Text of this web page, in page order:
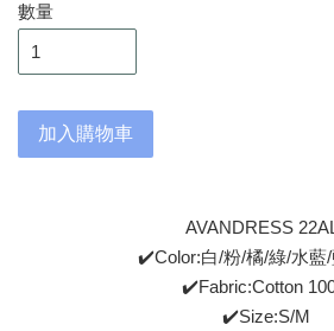
數量
加入購物車
AVANDRESS
✔️Color:白/粉/橘/綠/水藍
✔️Fabric:Cotton
✔️Size:S/M